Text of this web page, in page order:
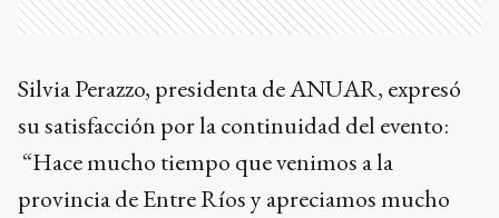
Silvia Perazzo, presidenta de ANUAR, expresó
su satisfacción por la continuidad del evento:
“Hace mucho tiempo que venimos a la
provincia de Entre Ríos y apreciamos mucho